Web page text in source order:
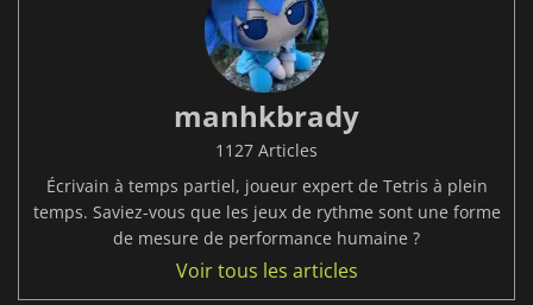
manhkbrady
1127 Articles
Écrivain à temps partiel, joueur expert de Tetris à plein
temps. Saviez-vous que les jeux de rythme sont une forme
de mesure de performance humaine ?
Voir tous les articles